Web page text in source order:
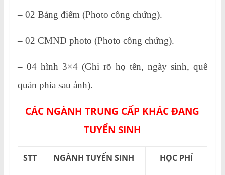
– 02 Bảng điểm (Photo công chứng).
– 02 CMND photo (Photo công chứng).
– 04 hình 3×4 (Ghi rõ họ tên, ngày sinh, quê
quán phía sau ảnh).
CÁC NGÀNH TRUNG CẤP KHÁC ĐANG
TUYỂN SINH
STT NGÀNH TUYỂN SINH HỌC PHÍ